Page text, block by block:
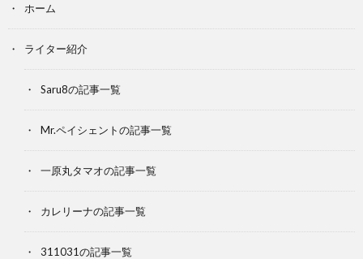
ホーム
ライター紹介
Saru8の記事一覧
Mr.ペイシェントの記事一覧
一原丸タマオの記事一覧
カレリーナの記事一覧
311031の記事一覧